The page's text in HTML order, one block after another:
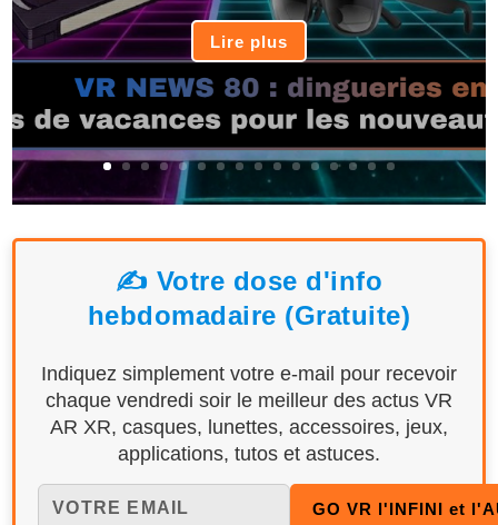
Lire plus
✍️ Votre dose d'info
hebdomadaire (Gratuite)
Indiquez simplement votre e-mail pour recevoir
chaque vendredi soir le meilleur des actus VR
AR XR, casques, lunettes, accessoires, jeux,
applications, tutos et astuces.